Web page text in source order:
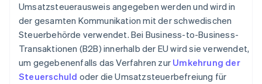
Umsatzsteuerausweis angegeben werden und wird in
der gesamten Kommunikation mit der schwedischen
Steuerbehörde verwendet. Bei Business-to-Business-
Transaktionen (B2B) innerhalb der EU wird sie verwendet,
um gegebenenfalls das Verfahren zur Umkehrung der
Steuerschuld oder die Umsatzsteuerbefreiung für